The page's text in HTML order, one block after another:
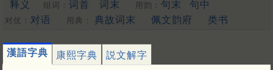
巆 䲔 䃘 膨 洴 狰 媖 夐 筬 䄇 䦕 拧 姘 蝾 硡
浈
䋫 擏 霐 䟫 鴊 撜 拼 圊 盯 咣 耾 鋐 觲 蠳
揁 碀 䉚 麠 諻 峸 䝼 䍔 嚝 䆖 醟
梈 韹 䞓 宖 [更多…]
释义 组词： 词首 词末 用韵： 句末 句中
对仗： 对语 用典： 典故词末 佩文韵府 类书
漢語字典 康熙字典 説文解字